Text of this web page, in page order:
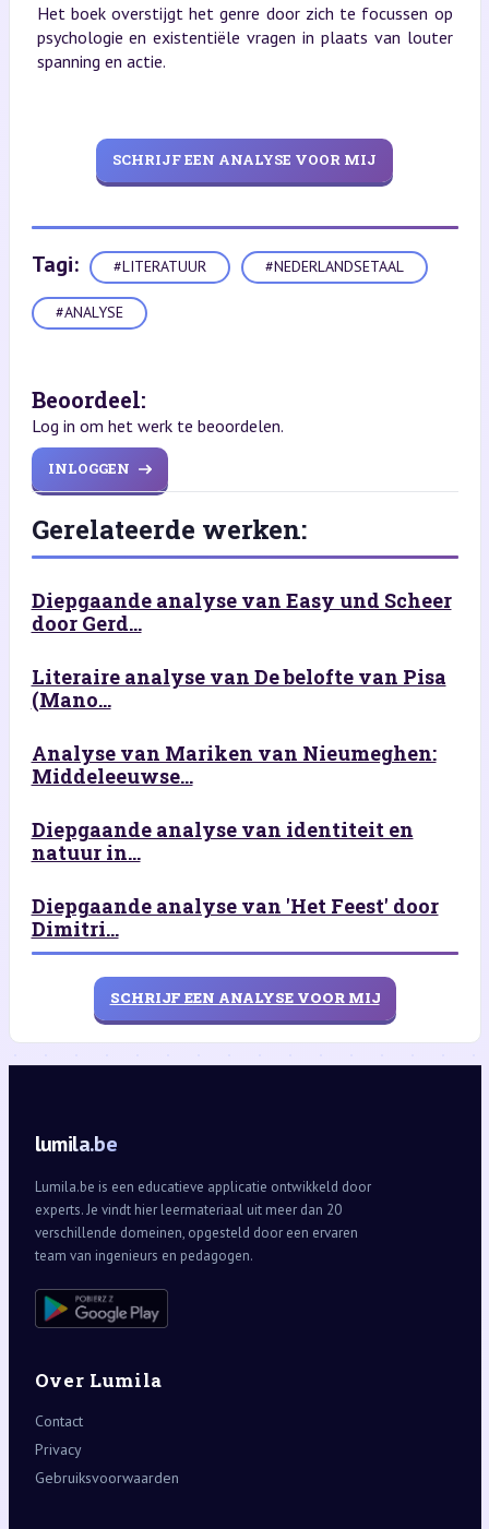
Het boek overstijgt het genre door zich te focussen op
psychologie en existentiële vragen in plaats van louter
spanning en actie.
SCHRIJF EEN ANALYSE VOOR MIJ
Tagi: #LITERATUUR #NEDERLANDSETAAL
#ANALYSE
Beoordeel:
Log in om het werk te beoordelen.
INLOGGEN
Gerelateerde werken:
Diepgaande analyse van Easy und Scheer
door Gerd...
Literaire analyse van De belofte van Pisa
(Mano...
Analyse van Mariken van Nieumeghen:
Middeleeuwse...
Diepgaande analyse van identiteit en
natuur in...
Diepgaande analyse van 'Het Feest' door
Dimitri...
SCHRIJF EEN ANALYSE VOOR MIJ
lumila.be
Lumila.be is een educatieve applicatie ontwikkeld door
experts. Je vindt hier leermateriaal uit meer dan 20
verschillende domeinen, opgesteld door een ervaren
team van ingenieurs en pedagogen.
Over Lumila
Contact
Privacy
Gebruiksvoorwaarden